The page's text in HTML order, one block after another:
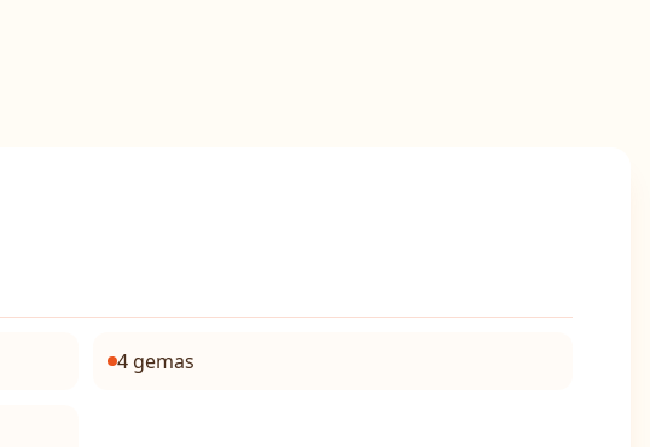
4 gemas